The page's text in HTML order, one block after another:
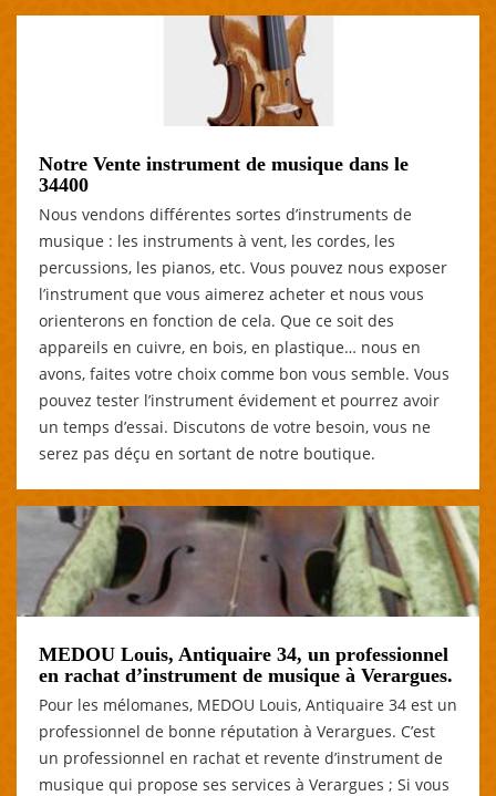
Notre Vente instrument de musique dans le
34400
Nous vendons différentes sortes d’instruments de
musique : les instruments à vent, les cordes, les
percussions, les pianos, etc. Vous pouvez nous exposer
l’instrument que vous aimerez acheter et nous vous
orienterons en fonction de cela. Que ce soit des
appareils en cuivre, en bois, en plastique… nous en
avons, faites votre choix comme bon vous semble. Vous
pouvez tester l’instrument évidement et pourrez avoir
un temps d’essai. Discutons de votre besoin, vous ne
serez pas déçu en sortant de notre boutique.
MEDOU Louis, Antiquaire 34, un professionnel
en rachat d’instrument de musique à Verargues.
Pour les mélomanes, MEDOU Louis, Antiquaire 34 est un
professionnel de bonne réputation à Verargues. C’est
un professionnel en rachat et revente d’instrument de
musique qui propose ses services à Verargues ; Si vous